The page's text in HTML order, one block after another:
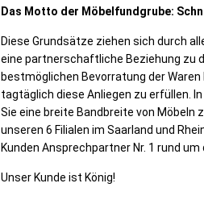
Das Motto der Möbelfundgrube:
Diese Grundsätze ziehen sich durch
eine partnerschaftliche Beziehung zu
bestmöglichen Bevorratung der
tagtäglich diese Anliegen zu erfüllen.
Sie eine breite Bandbreite von Möbeln
unseren 6 Filialen im Saarland und
Kunden Ansprechpartner Nr. 1 rund um
Unser Kunde ist König!